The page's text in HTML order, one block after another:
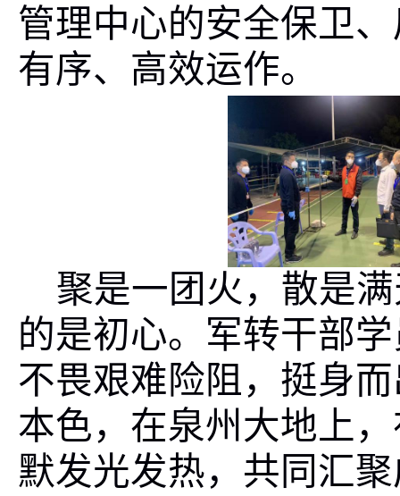
管理中心的安全保卫
有序、高效运作。
聚是一团火，散是
的是初心。军转干部
不畏艰难险阻，挺身
本色，在泉州大地上
默发光发热，共同汇